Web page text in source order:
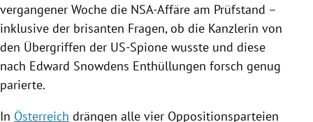
Untermenü
Untermenü
vergangener Woche die NSA-Affäre am Prüfstand –
inklusive der brisanten Fragen, ob die Kanzlerin von
den Übergriffen der US-Spione wusste und diese
nach Edward Snowdens Enthüllungen forsch genug
parierte.
In Österreich drängen alle vier Oppositionsparteien